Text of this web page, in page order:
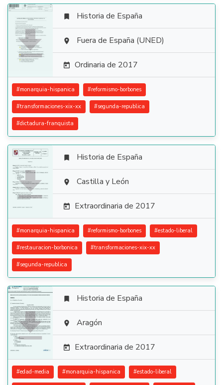

 Historia de España
 Fuera de España (UNED)
 Ordinaria de 2017
#monarquia-hispanica #reformismo-borbones
#transformaciones-xix-xx #segunda-republica
#dictadura-franquista

 Historia de España
 Castilla y León
 Extraordinaria de 2017
#monarquia-hispanica #reformismo-borbones #estado-liberal
#restauracion-borbonica #transformaciones-xix-xx
#segunda-republica

 Historia de España
 Aragón
 Extraordinaria de 2017
#edad-media #monarquia-hispanica #estado-liberal